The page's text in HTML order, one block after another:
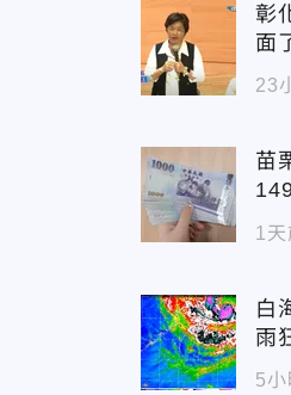
彰
面
23
苗
1天
白
雨
5小